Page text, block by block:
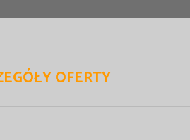
OFERTY